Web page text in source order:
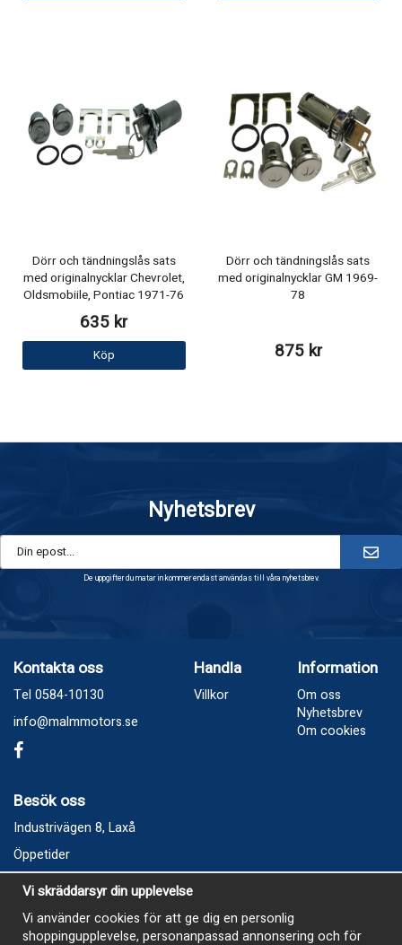
Dörr och tändningslås sats
med originalnycklar Chevrolet,
Oldsmobiile, Pontiac 1971-76
635 kr
Köp
Dörr och tändningslås sats
med originalnycklar GM 1969-
78
875 kr
Nyhetsbrev
De uppgifter du matar in kommer endast användas till våra nyhetsbrev.
Kontakta oss
Tel 0584-10130
info@malmmotors.se
Handla
Villkor
Information
Om oss
Nyhetsbrev
Om cookies
Besök oss
Industrivägen 8, Laxå
Öppetider
Vecka 32
Måndag kl 9-12, kl 13 - 15
Onsdag kl 9-12, kl 13 - 15
Vi skräddarsyr din upplevelse
Vi använder cookies för att ge dig en personlig
shoppingupplevelse, personanpassad annonsering och för